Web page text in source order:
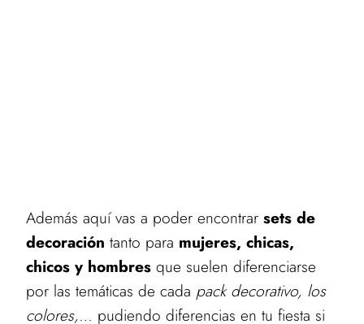
Además aquí vas a poder encontrar sets de
decoración tanto para mujeres, chicas,
chicos y hombres que suelen diferenciarse
por las temáticas de cada pack decorativo, los
colores,… pudiendo diferencias en tu fiesta si